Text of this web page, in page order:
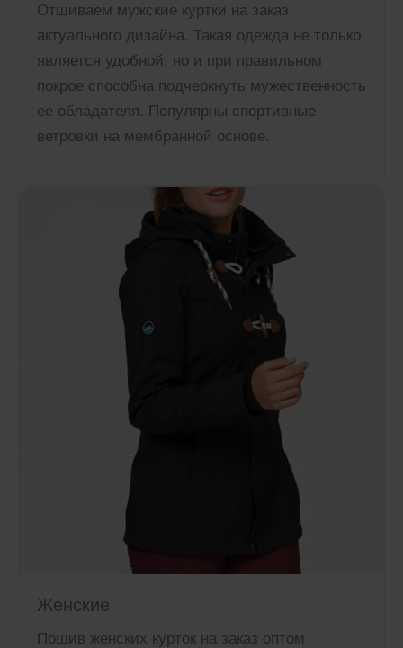
Отшиваем мужские куртки на заказ
актуального дизайна. Такая одежда не только
является удобной, но и при правильном
покрое способна подчеркнуть мужественность
ее обладателя. Популярны спортивные
ветровки на мембранной основе.
Женские
Пошив женских курток на заказ оптом